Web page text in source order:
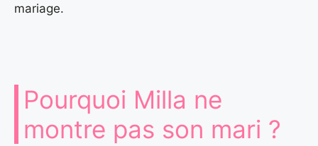
mariage.
Pourquoi Milla ne
montre pas son mari ?